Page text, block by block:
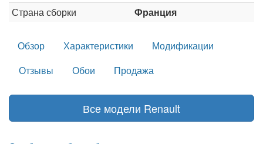
Страна сборки
Франция
Обзор Характеристики
Модификации
Отзывы
Обои Продажа
Все модели Renault